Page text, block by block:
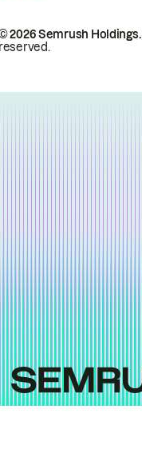
2026 Semrush Holdings.
reserved.